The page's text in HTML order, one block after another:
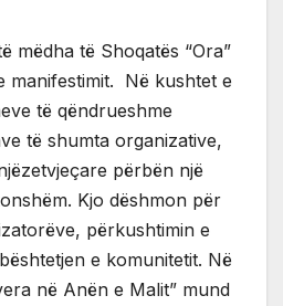
mëdha të Shoqatës “Ora”
manifestimit. Në kushtet e
të qëndrueshme
të shumta organizative,
përbën një
Kjo dëshmon për
përkushtimin e
e komunitetit. Në
në Anën e Malit” mund